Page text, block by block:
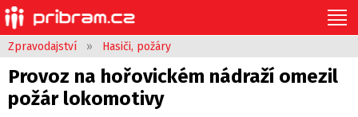
Zpravodajství » Hasiči, požáry
Provoz na hořovickém nádraží omezil
požár lokomotivy